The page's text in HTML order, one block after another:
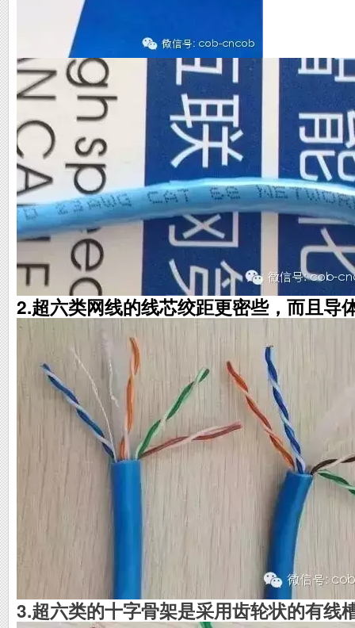
2.超六类网线的线芯绞距更密些，而且导
3.超六类的十字骨架是采用齿轮状的有线